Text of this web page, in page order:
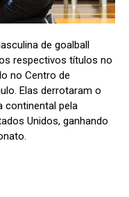
de goalball
respectivos títulos no
no Centro de
Elas derrotaram o
continental pela
Unidos, ganhando